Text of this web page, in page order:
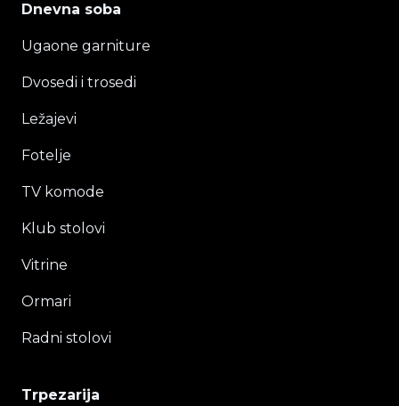
Dnevna soba
Ugaone garniture
Dvosedi i trosedi
Ležajevi
Fotelje
TV komode
Klub stolovi
Vitrine
Ormari
Radni stolovi
Trpezarija